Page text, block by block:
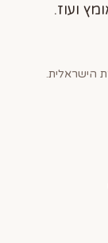
ועוז.
הישראלית.